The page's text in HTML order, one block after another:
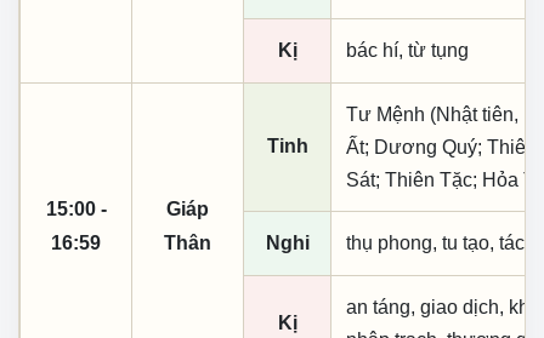
Kị bác hí, từ tụng
15:00 -
16:59
Giáp
Thân
Tinh
Tư Mệnh (Nhật tiên,
Ất; Dương Quý; Thiên
Sát; Thiên Tặc; Hỏa
Nghi thụ phong, tu tạo, tác
Kị
an táng, giao dịch,